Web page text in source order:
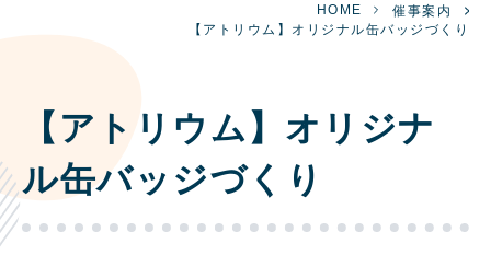
HOME
催事案内
【アトリウム】オリジナル缶バッジづくり
【アトリウム】オリジナ
ル缶バッジづくり